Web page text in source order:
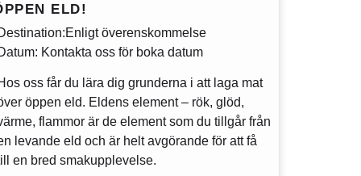
ELD!
Enligt överenskommelse
Kontakta oss för boka datum
oss får du lära dig grunderna i att laga mat
öppen eld. Eldens element – rök, glöd,
flammor är de element som du tillgår från
levande eld och är helt avgörande för att få
en bred smakupplevelse.